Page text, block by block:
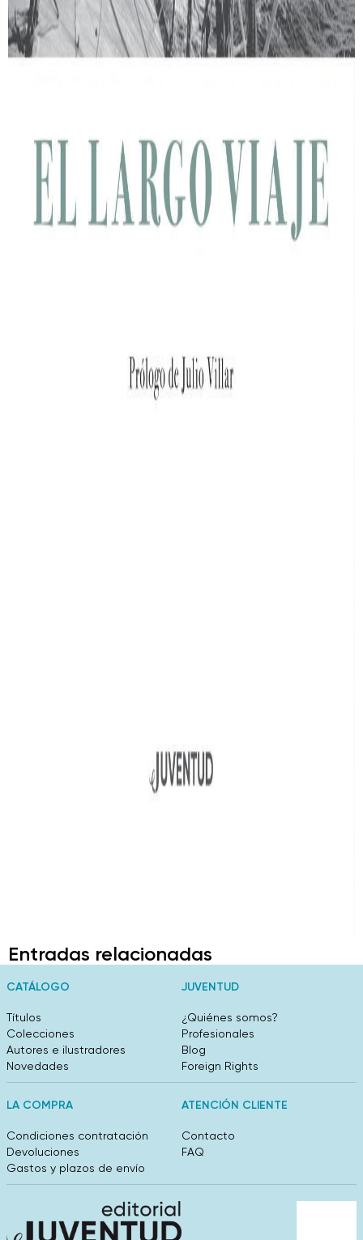
Entradas relacionadas
CATÁLOGO
Títulos
Colecciones
Autores e ilustradores
Novedades
JUVENTUD
¿Quiénes somos?
Profesionales
Blog
Foreign Rights
LA COMPRA
Condiciones contratación
Devoluciones
Gastos y plazos de envío
ATENCIÓN CLIENTE
Contacto
FAQ